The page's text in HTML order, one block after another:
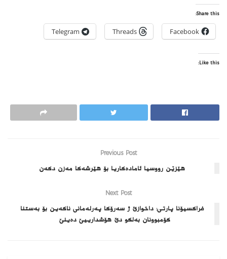
Share this:
Facebook
Threads
Telegram
Like this:
Previous Post
هێزێن رووسیا ئاماده‌كاریا بۆ هێرشه‌كا مه‌زن دكه‌ن
Next Post
فراكسیۆنا پارتی: داخوازێ ژ سەرۆکا پەرلەمانی ناکەین بۆ بەستنا
کۆمبوونان بەلکو دێ هۆشدارییێ ده‌ینێ